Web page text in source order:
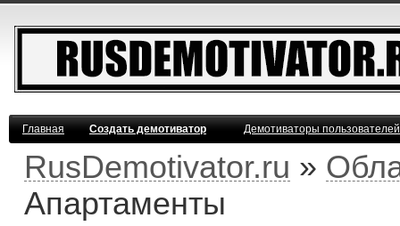
Главная Создать демотиватор Демотиваторы
RusDemotivator.ru »
Апартаменты